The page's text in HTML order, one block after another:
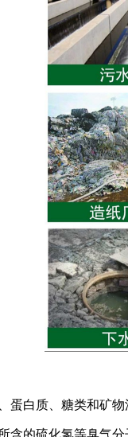
白质、糖类和矿物
硫化氢等臭气分